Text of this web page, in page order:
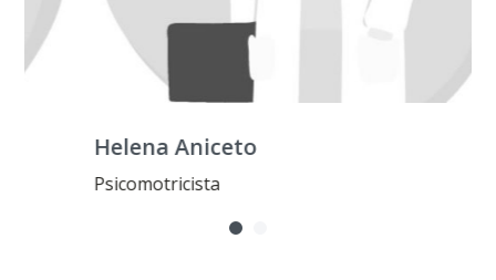
Helena Aniceto
Psicomotricista